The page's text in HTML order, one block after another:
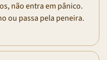
não entra em pânico.
ou passa pela peneira.